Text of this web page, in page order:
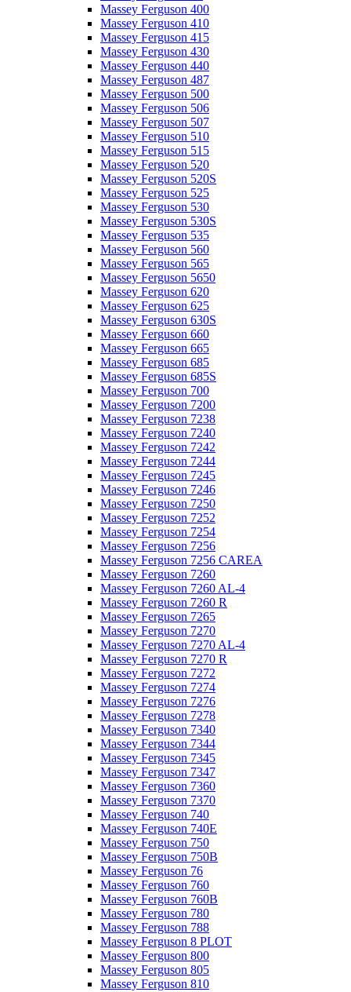
Massey Ferguson 400
Massey Ferguson 410
Massey Ferguson 415
Massey Ferguson 430
Massey Ferguson 440
Massey Ferguson 487
Massey Ferguson 500
Massey Ferguson 506
Massey Ferguson 507
Massey Ferguson 510
Massey Ferguson 515
Massey Ferguson 520
Massey Ferguson 520S
Massey Ferguson 525
Massey Ferguson 530
Massey Ferguson 530S
Massey Ferguson 535
Massey Ferguson 560
Massey Ferguson 565
Massey Ferguson 5650
Massey Ferguson 620
Massey Ferguson 625
Massey Ferguson 630S
Massey Ferguson 660
Massey Ferguson 665
Massey Ferguson 685
Massey Ferguson 685S
Massey Ferguson 700
Massey Ferguson 7200
Massey Ferguson 7238
Massey Ferguson 7240
Massey Ferguson 7242
Massey Ferguson 7244
Massey Ferguson 7245
Massey Ferguson 7246
Massey Ferguson 7250
Massey Ferguson 7252
Massey Ferguson 7254
Massey Ferguson 7256
Massey Ferguson 7256 CAREA
Massey Ferguson 7260
Massey Ferguson 7260 AL-4
Massey Ferguson 7260 R
Massey Ferguson 7265
Massey Ferguson 7270
Massey Ferguson 7270 AL-4
Massey Ferguson 7270 R
Massey Ferguson 7272
Massey Ferguson 7274
Massey Ferguson 7276
Massey Ferguson 7278
Massey Ferguson 7340
Massey Ferguson 7344
Massey Ferguson 7345
Massey Ferguson 7347
Massey Ferguson 7360
Massey Ferguson 7370
Massey Ferguson 740
Massey Ferguson 740E
Massey Ferguson 750
Massey Ferguson 750B
Massey Ferguson 76
Massey Ferguson 760
Massey Ferguson 760B
Massey Ferguson 780
Massey Ferguson 788
Massey Ferguson 8 PLOT
Massey Ferguson 800
Massey Ferguson 805
Massey Ferguson 810